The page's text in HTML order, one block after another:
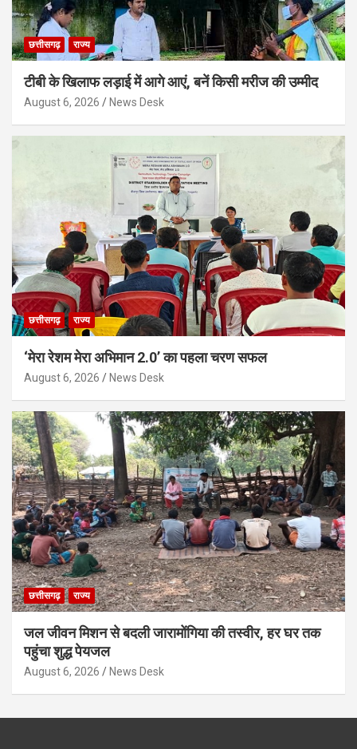
छत्तीसगढ़ राज्य
टीबी के खिलाफ लड़ाई में आगे आएं, बनें किसी मरीज की उम्मीद
August 6, 2026 News Desk
छत्तीसगढ़ राज्य
‘मेरा रेशम मेरा अभिमान 2.0’ का पहला चरण सफल
August 6, 2026 News Desk
छत्तीसगढ़ राज्य
जल जीवन मिशन से बदली जारामोंगिया की तस्वीर, हर घर तक
पहुंचा शुद्ध पेयजल
August 6, 2026 News Desk